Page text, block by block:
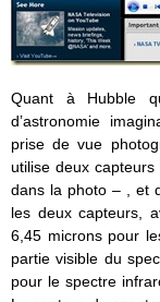
Quant à Hubble
d’astronomie
prise de vue
utilise deux
dans la photo – , et
les deux capteurs,
6,45 microns pour
partie visible du
pour le spectre